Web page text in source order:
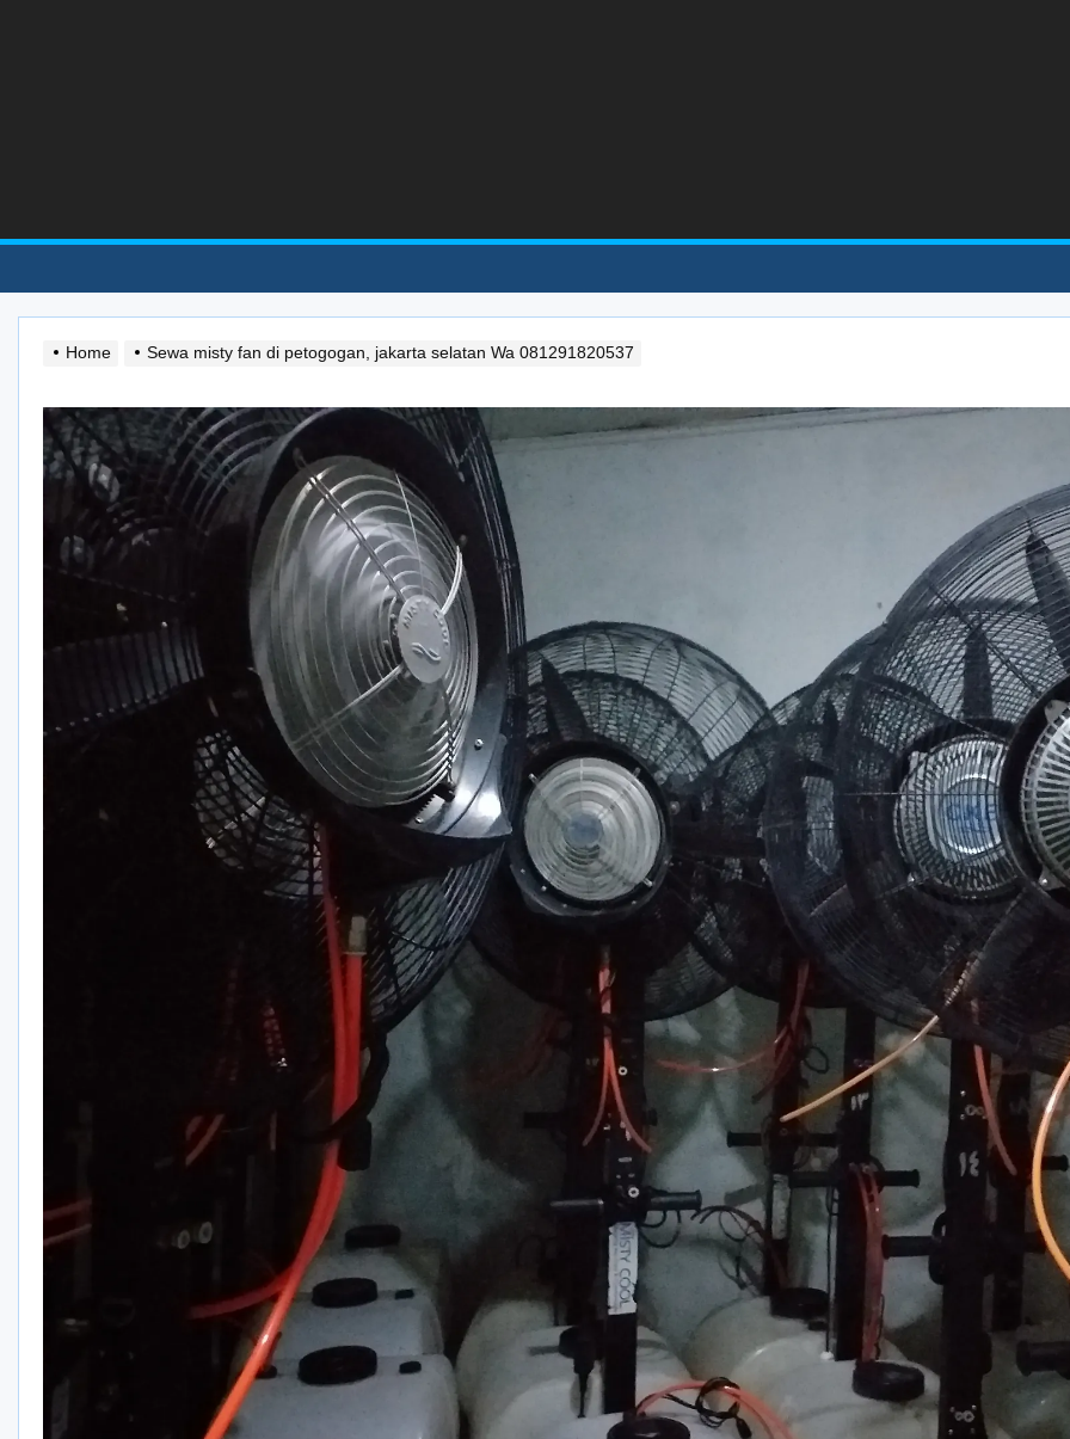
Home Sewa misty fan di petogogan, jakarta selatan Wa 081291820537